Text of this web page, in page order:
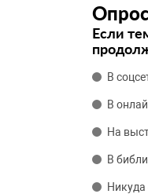
Если
В
В
На
В